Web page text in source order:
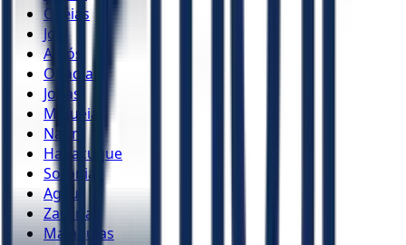
Oséias
Joel
Amós
Obadias
Jonas
Miquéias
Naum
Habacuque
Sofonias
Ageu
Zacarias
Malaquias